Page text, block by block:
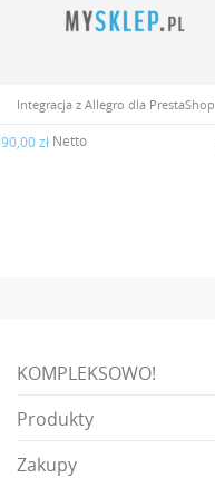
Integracja z Allegro dla PrestaShop
złNetto
KOMPLEKSOWO!
Produkty
Zakupy